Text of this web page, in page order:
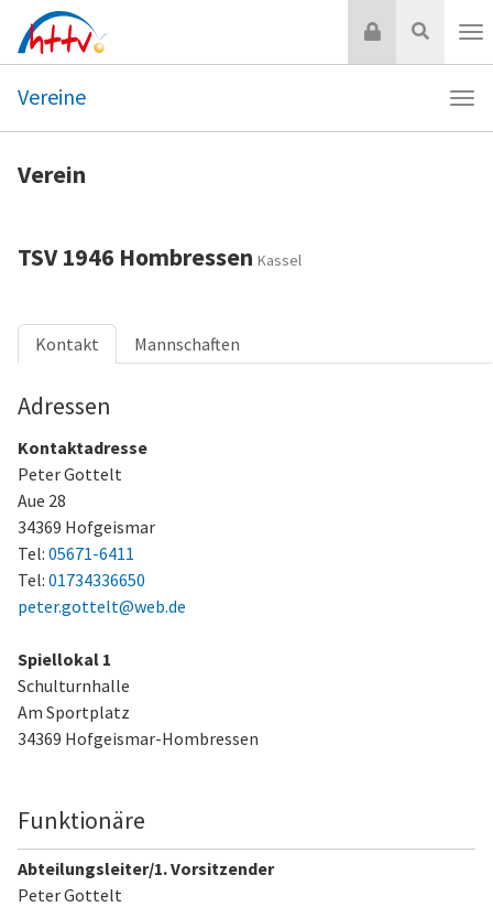
Inhalt
springen
Suche
Login
Vereine
Verein
TSV 1946 Hombressen Kassel
Kontakt Mannschaften
Adressen
Kontaktadresse
Peter Gottelt
Aue 28
34369 Hofgeismar
Tel: 05671-6411
Tel: 01734336650
peter.gottelt@web.de
Spiellokal 1
Schulturnhalle
Am Sportplatz
34369 Hofgeismar-Hombressen
Funktionäre
Abteilungsleiter/1. Vorsitzender
Peter Gottelt